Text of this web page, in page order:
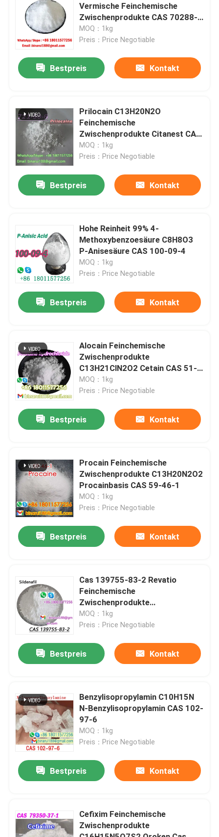
Produkte
Videos
Über uns
Qualitätskontrolle
Bitte um ein Angebot
Tägliche chemische Rohstoffe
Feinchemikalienvermittler
Vermische Feinchemische
Zwischenprodukte CAS 70288-
86-7
MOQ：1kg
Preis：Price Negotiable
Bestpreis Kontakt
Prilocain C13H20N2O
Feinchemische
Zwischenprodukte Citanest CAS
721-50-6
MOQ：1kg
Preis：Price Negotiable
Bestpreis Kontakt
Hohe Reinheit 99% 4-
Methoxybenzoesäure C8H8O3
P-Anisesäure CAS 100-09-4
MOQ：1kg
Preis：Price Negotiable
Bestpreis Kontakt
Alocain Feinchemische
Zwischenprodukte
C13H21ClN2O2 Cetain CAS 51-
05-8
MOQ：1kg
Preis：Price Negotiable
Bestpreis Kontakt
Procain Feinchemische
Zwischenprodukte C13H20N2O2
Procainbasis CAS 59-46-1
MOQ：1kg
Preis：Price Negotiable
Bestpreis Kontakt
Cas 139755-83-2 Revatio
Feinchemische
Zwischenprodukte
C22H30N6O4S Caverta
MOQ：1kg
Preis：Price Negotiable
Bestpreis Kontakt
Benzylisopropylamin C10H15N
N-Benzylisopropylamin CAS 102-
97-6
MOQ：1kg
Preis：Price Negotiable
Bestpreis Kontakt
Cefixim Feinchemische
Zwischenprodukte